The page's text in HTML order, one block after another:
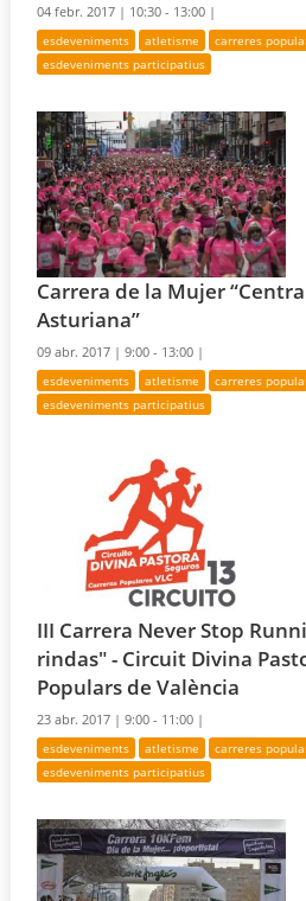
04 febr. 2017 | 10:30 - 13:00 |
esdeveniments atletisme carreres
esdeveniments participatius
Carrera de la Mujer
Asturiana”
09 abr. 2017 |9:00 - 13:00 |
esdeveniments atletisme carreres
esdeveniments participatius
III Carrera Never Stop
rindas" - Circuit Divina
Populars de València
23 abr. 2017 |9:00 - 11:00 |
esdeveniments atletisme carreres
esdeveniments participatius